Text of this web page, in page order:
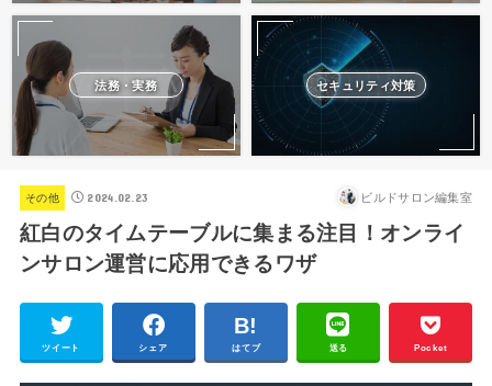
法務・実務 セキュリティ対策
その他 2024.02.23 ビルドサロン編集室
紅白のタイムテーブルに集まる注目！オンライ
ンサロン運営に応用できるワザ
ツイート シェア はてブ 送る Pocket